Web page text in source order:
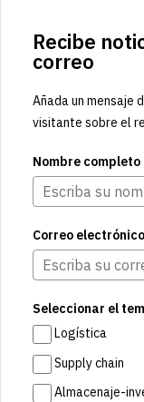
Recibe
correo
Añada un mensaje
visitante sobre el
Nombre completo
Correo
Seleccionar el
Logística
Supply chain
Almacenaje-